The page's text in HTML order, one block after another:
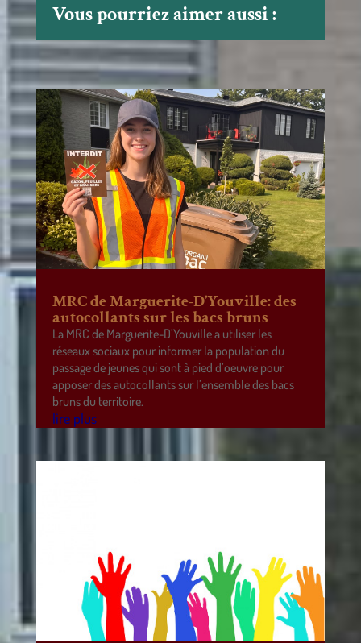
Vous pourriez aimer aussi :
MRC de Marguerite-D’Youville: des
autocollants sur les bacs bruns
La MRC de Marguerite-D’Youville a utiliser les
réseaux sociaux pour informer la population du
passage de jeunes qui sont à pied d’oeuvre pour
apposer des autocollants sur l’ensemble des bacs
bruns du territoire.
lire plus